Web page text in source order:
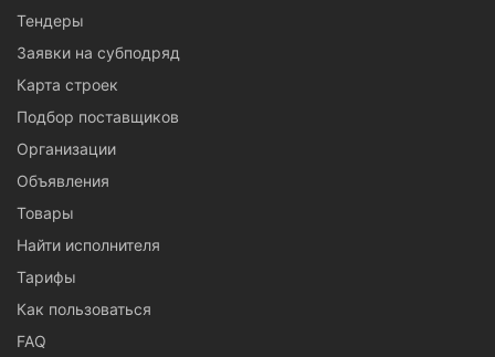
Тендеры
Заявки на субподряд
Карта строек
Подбор поставщиков
Организации
Объявления
Товары
Найти исполнителя
Тарифы
Как пользоваться
FAQ